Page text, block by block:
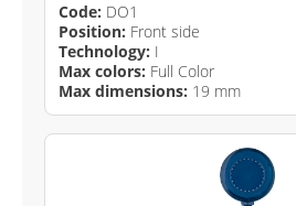
Code: DO1
Position: Front side
Technology: I
Max colors: Full Color
Max dimensions: 19 mm